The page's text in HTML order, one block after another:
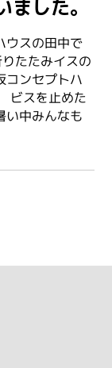
した。
ウスの田中で
たたみイスの
コンセプトハ
ビスを止めた
い中みんなも